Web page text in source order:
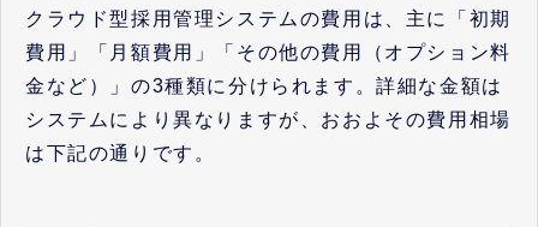
クラウド型採用管理システムの費用は、主に「初期
費用」「月額費用」「その他の費用（オプション料
金など）」の3種類に分けられます。詳細な金額は
システムにより異なりますが、おおよその費用相場
は下記の通りです。